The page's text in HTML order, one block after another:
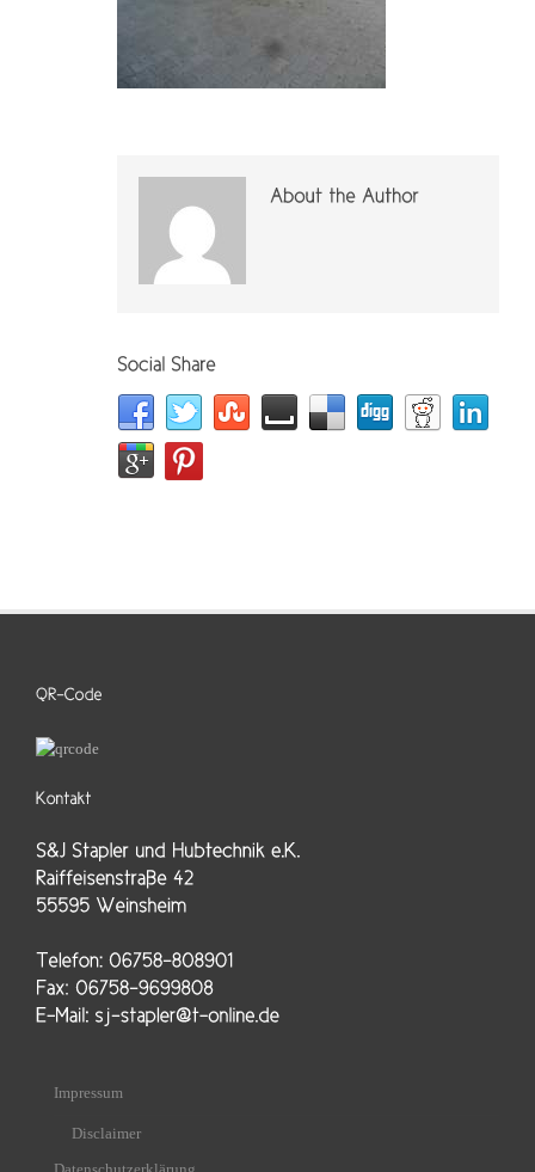
Impressum
Disclaimer